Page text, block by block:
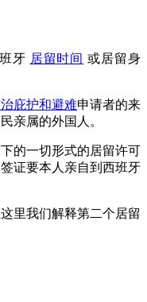
牙 居留时间 或居留身
庇护和避难申请者的来
亲属的外国人。
的一切形式的居留许可
证要本人亲自到西班牙
里我们解释第二个居留